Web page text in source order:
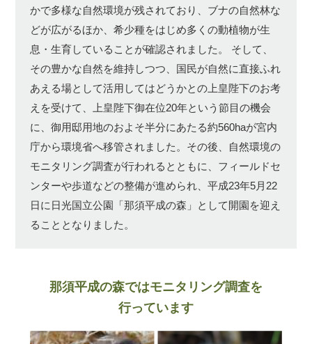
かで多様な自然環境が残されており、ブナの自然林な
どが広がるほか、希少種をはじめ多くの動植物が生
息・生育していることが確認されました。
そして、
その豊かな自然を維持しつつ、国民が自然に直接ふれ
あえる場として活用してはどうかとの上皇陛下のお考
えを受けて、上皇陛下御在位20年という節目の機会
に、御用邸用地のおよそ半分にあたる約560haが宮内
庁から環境省へ移管されました。その後、自然環境の
モニタリング調査が行われるとともに、フィールドセ
ンターや歩道などの整備が進められ、平成23年5月22
日に日光国立公園「那須平成の森」として開園を迎え
ることとなりました。
那須平成の森ではモニタリング調査を
行っています